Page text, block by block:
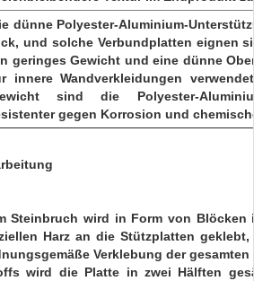
dünne Polyester-Aluminium-
und solche Verbundplatten eignen
geringes Gewicht und eine dünne
innere Wandverkleidungen
sind die Polyester-
gegen Korrosion und
Steinbruch wird in Form von
Harz an die Stützplatten
Verklebung der
wird die Platte in zwei Hälften